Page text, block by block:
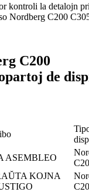
kontroli la detalojn
Nordberg C200
C200
partoj de
ASEMBLEO
KOJNA